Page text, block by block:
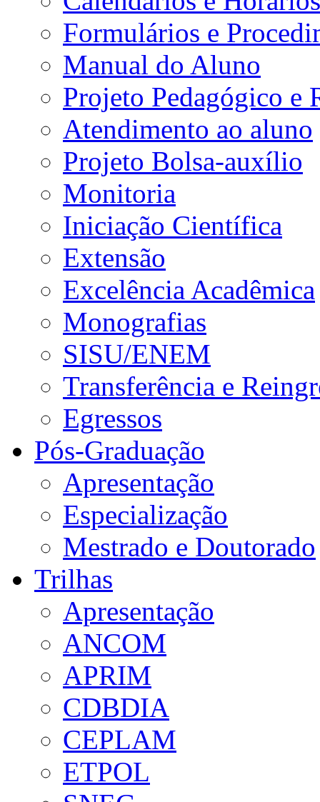
Formulários e
Manual do Aluno
Projeto Pedagógico e
Atendimento ao aluno
Projeto Bolsa-auxílio
Monitoria
Iniciação Científica
Extensão
Excelência Acadêmica
Monografias
SISU/ENEM
Transferência e
Egressos
Pós-Graduação
Apresentação
Especialização
Mestrado e Doutorado
Trilhas
Apresentação
ANCOM
APRIM
CDBDIA
CEPLAM
ETPOL